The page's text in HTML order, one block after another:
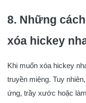
8. Những
xóa hickey
Khi muốn xóa hickey
truyền miệng. Tuy
ứng, trầy xước hoặc